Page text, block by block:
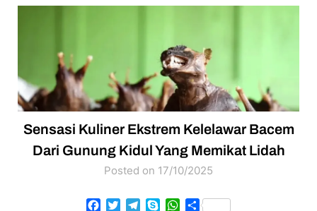
Sensasi Kuliner Ekstrem Kelelawar Bacem
Dari Gunung Kidul Yang Memikat Lidah
Posted on 17/10/2025
Facebook
TwitterTelegram
SkypeWhatsApp
Share